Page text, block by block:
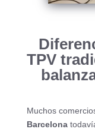
TPV
Muchos
Barcelona